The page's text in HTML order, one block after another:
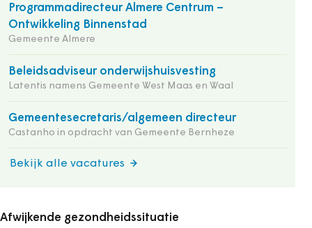
Programmadirecteur Almere Centrum –
Ontwikkeling Binnenstad
Gemeente Almere
Beleidsadviseur onderwijshuisvesting
Latentis namens Gemeente West Maas en Waal
Gemeentesecretaris/algemeen directeur
Castanho in opdracht van Gemeente Bernheze
Bekijk alle vacatures
Afwijkende gezondheidssituatie